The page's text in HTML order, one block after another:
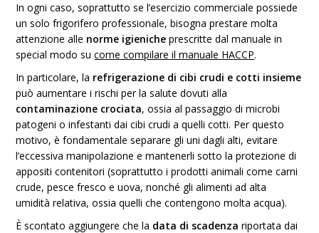
In ogni caso, soprattutto se l’esercizio commerciale possiede
un solo frigorifero professionale, bisogna prestare molta
attenzione alle norme igieniche prescritte dal manuale in
special modo sucome compilare il manuale HACCP.
In particolare, la refrigerazione di cibi crudi e cotti insieme
può aumentare i rischi per la salute dovuti alla
contaminazione crociata, ossia al passaggio di microbi
patogeni o infestanti dai cibi crudi a quelli cotti. Per questo
motivo, è fondamentale separare gli uni dagli alti, evitare
l’eccessiva manipolazione e mantenerli sotto la protezione di
appositi contenitori (soprattutto i prodotti animali come carni
crude, pesce fresco e uova, nonché gli alimenti ad alta
umidità relativa, ossia quelli che contengono molta acqua).
È scontato aggiungere che la data di scadenza riportata dai